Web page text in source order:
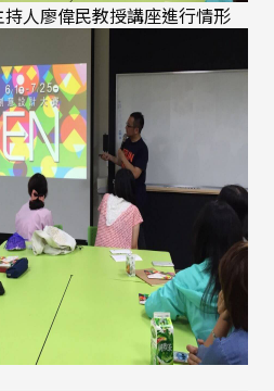
人廖偉民教授講座進行情形